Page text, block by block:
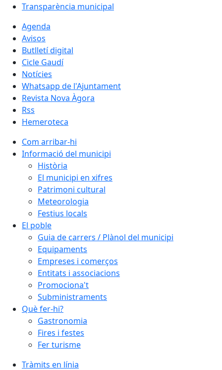
Transparència municipal
Agenda
Avisos
Butlletí digital
Cicle Gaudí
Notícies
Whatsapp de l'Ajuntament
Revista Nova Àgora
Rss
Hemeroteca
Com arribar-hi
Informació del municipi
Història
El municipi en xifres
Patrimoni cultural
Meteorologia
Festius locals
El poble
Guia de carrers / Plànol del municipi
Equipaments
Empreses i comerços
Entitats i associacions
Promociona't
Subministraments
Què fer-hi?
Gastronomia
Fires i festes
Fer turisme
Tràmits en línia